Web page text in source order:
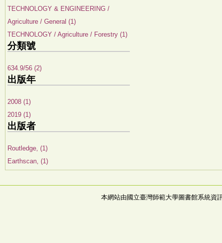
TECHNOLOGY & ENGINEERING /
Agriculture / General (1)
TECHNOLOGY / Agriculture / Forestry (1)
分類號
634.9/56 (2)
出版年
2008 (1)
2019 (1)
出版者
Routledge, (1)
Earthscan, (1)
本網站由國立臺灣師範大學圖書館系統資